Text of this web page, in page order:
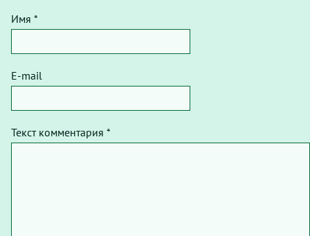
Имя *
E-mail
Текст комментария *